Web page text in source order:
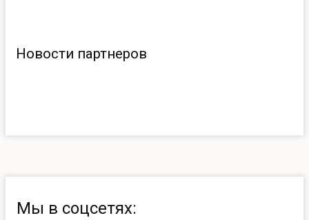
Новости партнеров
Мы в соцсетях: